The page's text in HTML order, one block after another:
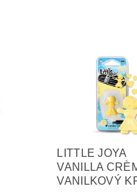
LITTLE JOYA
VANILLA
VANILKOVÝ